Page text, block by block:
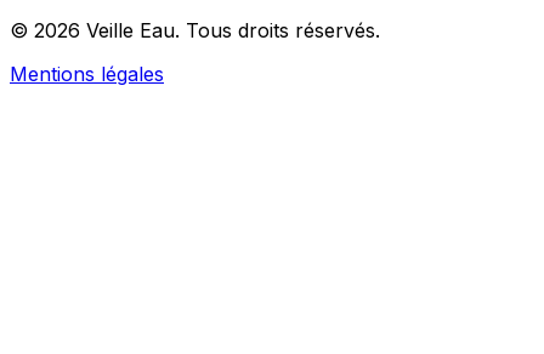
© 2026 Veille Eau. Tous droits réservés.
Mentions légales